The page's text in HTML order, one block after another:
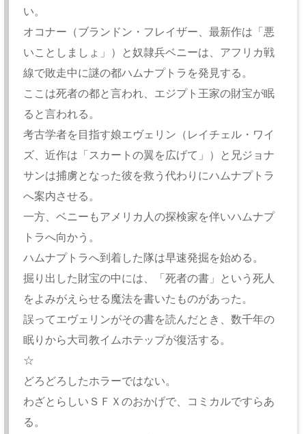
い。
オコナー（ブランドン・フレイザー、最新作は「悪
いことしましょ」）と奴隷兵ベニーは、アフリカ戦
線で敗走中に謎の都ハムナプトラを発見する。
ここは死者の都と言われ、エジプト王家の財宝が眠
ると言われる。
考古学者を目指す娘エヴェリン（レイチェル・ワイ
ズ、近作は「スカートの翼を広げて」）と兄ジョナ
サンは捕虜となった彼を救う代わりにハムナプトラ
へ案内させる。
一方、ベニーもアメリカ人の探検家を伴いハムナプ
トラへ向かう。
ハムナプトラへ到着した隊は早速発掘を始める。
掘り出した財宝の中には、「死者の書」という死人
をよみがえらせる魔法を書いたものがあった。
誤ってエヴェリンがその書を読んだとき、数千年の
眠りから大司教イムホテップが復活する。
☆
どろどろしたホラーではない。
わざとらしいＳＦＸのおかげで、コミカルですらあ
る。